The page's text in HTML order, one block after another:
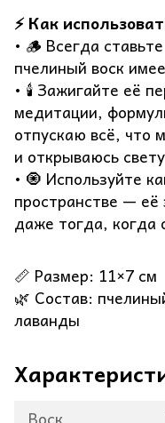
⚡ Как
• 🪵 Всегда
пчелиный воск
• 🕯️ Зажигайте её
медитации,
отпускаю всё, что
и открываюсь
• 🧿 Используйте
пространстве — её
даже тогда, когда
📏 Размер: 11×7 см
🌿 Состав:
лаванды